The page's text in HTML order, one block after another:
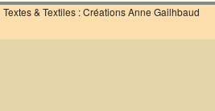
Textes & Textiles : Créations Anne Gailhbaud